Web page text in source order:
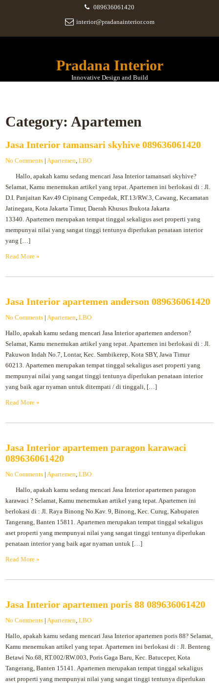
089636061420
interior@pradanainterior.com
Pradana Interior
Innovative Design and Build
Category:Apartemen
Jasa Interior tamansari skyhive 089636061420
No Comments |Apartemen,LBO
Hallo, apakah kamu sedang mencari Jasa Interior tamansari skyhive?
Selamat, Kamu menemukan artikel yang tepat. Apartemen ini berlokasi di : Jl.
D.I. Panjaitan Kav.49 Cipinang Cempedak, RT.13/RW.3, Cawang, Kecamatan
Jatinegara, Kota Jakarta Timur, Daerah Khusus Ibukota Jakarta
13340. Apartemen merupakan tempat tinggal sekaligus aset properti yang
mempunyai nilai yang sangat tinggi tentunya diperlukan penataan interior
yang […]
Read More »
Jasa Interior apartemen anderson 089636061420
No Comments |Apartemen,LBO
Hallo, apakah kamu sedang mencari Jasa Interior apartemen anderson?
Selamat, Kamu menemukan artikel yang tepat. Apartemen ini berlokasi di : Jl.
Pakuwon Indah No.7, Lontar, Kec. Sambikerep, Kota SBY, Jawa Timur
60213. Apartemen merupakan tempat tinggal sekaligus aset properti yang
mempunyai nilai yang sangat tinggi tentunya diperlukan penataan interior
yang baik agar nyaman untuk ditempati / di tinggali, […]
Read More »
Jasa Interior apartemen paragon karawaci
089636061420
No Comments |Apartemen,LBO
Hallo, apakah kamu sedang mencari Jasa Interior apartemen paragon
karawaci ? Selamat, Kamu menemukan artikel yang tepat. Apartemen ini
berlokasi di : Jl. Raya Binong No.Kav. 9, Binong, Kec. Curug, Kabupaten
Tangerang, Banten 15811. Apartemen merupakan tempat tinggal sekaligus
aset properti yang mempunyai nilai yang sangat tinggi tentunya diperlukan
penataan interior yang baik agar nyaman untuk […]
Read More »
Jasa Interior apartemen poris 88 089636061420
No Comments |Apartemen,LBO
Hallo, apakah kamu sedang mencari Jasa Interior apartemen poris 88? Selamat,
Kamu menemukan artikel yang tepat. Apartemen ini berlokasi di : Jl. Benteng
Betawi No.68, RT.002/RW.003, Poris Gaga Baru, Kec. Batuceper, Kota
Tangerang, Banten 15141. Apartemen merupakan tempat tinggal sekaligus
aset properti yang mempunyai nilai yang sangat tinggi tentunya diperlukan